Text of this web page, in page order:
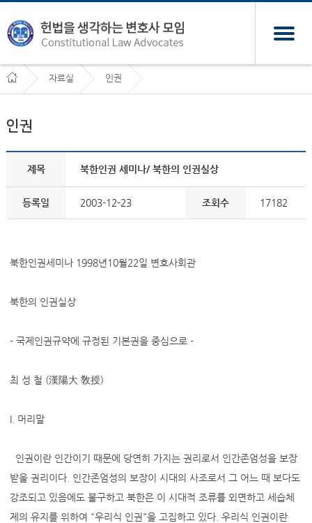
자료실 인권
인권
제목 북한인권 세미나/ 북한의 인권실상
등록일 2003-12-23 조회수 17182
북한인권세미나 1998년10월22일 변호사회관
북한의 인권실상
- 국제인권규약에 규정된 기본권을 중심으로 -
최 성 철 (漢陽大 敎授)
I. 머리말
인권이란 인간이기 때문에 당연히 가지는 권리로서 인간존엄성을 보장
받을 권리이다. 인간존엄성의 보장이 시대의 사조로서 그 어느 때 보다도
강조되고 있음에도 불구하고 북한은 이 시대적 조류를 외면하고 세습체
제의 유지를 위하여 "우리식 인권"을 고집하고 있다. 우리식 인권이란